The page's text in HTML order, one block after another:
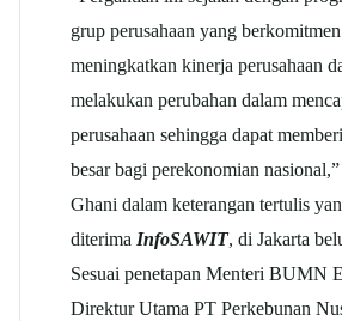
grup perusahaan yang
meningkatkan kinerja perusahaan
melakukan perubahan dalam
perusahaan sehingga dapat
besar bagi perekonomian
Ghani dalam keterangan tertulis
diterima InfoSAWIT, di Jakarta
Sesuai penetapan Menteri BUMN
Direktur Utama PT Perkebunan